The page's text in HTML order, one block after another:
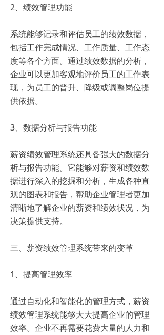
2、绩效管理功能
系统能够记录和评估员工的绩效数据，
包括工作完成情况、工作质量、工作态
度等各个方面。通过绩效数据的分析，
企业可以更加客观地评价员工的工作表
现，为员工的晋升、降级或调整岗位提
供依据。
3、数据分析与报告功能
薪资绩效管理系统还具备强大的数据分
析与报告功能。它能够对薪资和绩效数
据进行深入的挖掘和分析，生成各种直
观的图表和报告，帮助企业管理者更加
清晰地了解企业的薪资和绩效状况，为
决策提供支持。
三、薪资绩效管理系统带来的变革
1、提高管理效率
通过自动化和智能化的管理方式，薪资
绩效管理系统能够大大提高企业的管理
效率。企业不再需要花费大量的人力和